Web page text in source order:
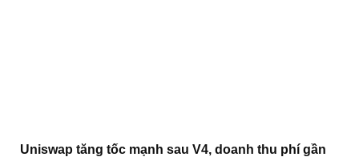
Uniswap tăng tốc mạnh sau V4, doanh thu phí gần